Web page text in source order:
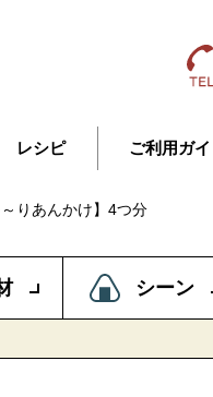
レシピ ご利用ガイ
りあんかけ】4つ分
シーン